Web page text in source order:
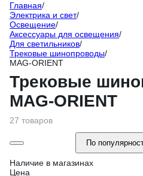
Главная/
Электрика и свет/
Освещение/
Аксессуары для освещения/
Для светильников/
Трековые шинопроводы/
MAG-ORIENT
Трековые
MAG-ORIENT
27 товаров
По
Наличие в магазинах
Цена